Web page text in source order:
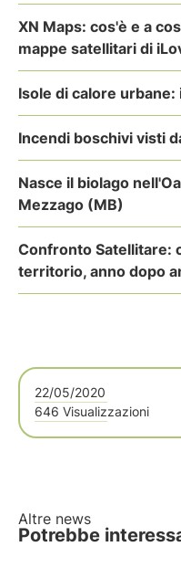
XN Maps: cos'è e a
mappe satellitari di
Isole di calore
Incendi boschivi visti
Nasce il biolago
Mezzago (MB)
Confronto Satellitare:
territorio, anno dopo
22/05/2020
646 Visualizzazioni
Altre news
Potrebbe